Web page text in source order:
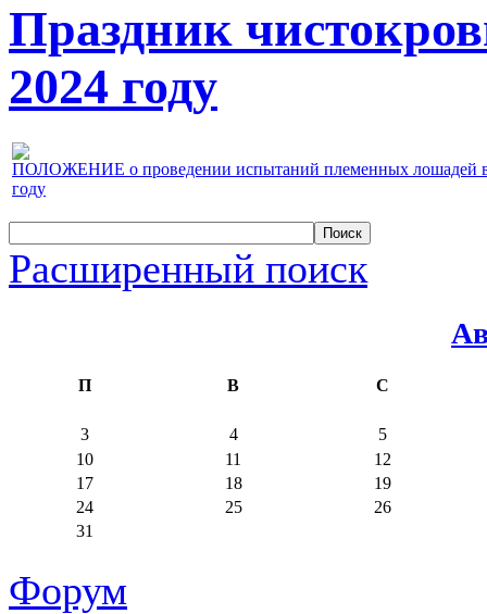
Праздник
2024 году
ПОЛОЖЕНИЕ о проведении испытаний племенных лошадей
году
Расширенный поиск
П В С
3 4
5
10
11
12
17
18
19
24
25
26
31
Форум